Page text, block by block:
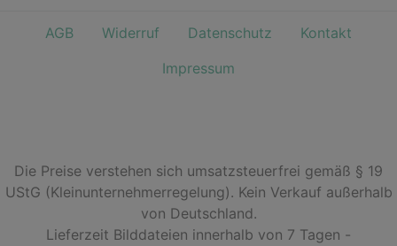
AGB Widerruf Datenschutz
Kontakt
Impressum
Die Preise verstehen sich umsatzsteuerfrei gemäß § 19
UStG (Kleinunternehmerregelung). Kein Verkauf außerhalb
von Deutschland.
Lieferzeit Bilddateien innerhalb von 7 Tagen -